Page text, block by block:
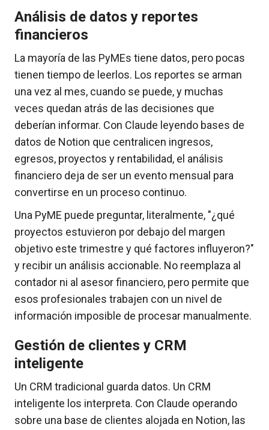
Análisis de datos y reportes
financieros
La mayoría de las PyMEs tiene datos, pero pocas
tienen tiempo de leerlos. Los reportes se arman
una vez al mes, cuando se puede, y muchas
veces quedan atrás de las decisiones que
deberían informar. Con Claude leyendo bases de
datos de Notion que centralicen ingresos,
egresos, proyectos y rentabilidad, el análisis
financiero deja de ser un evento mensual para
convertirse en un proceso continuo.
Una PyME puede preguntar, literalmente, "¿qué
proyectos estuvieron por debajo del margen
objetivo este trimestre y qué factores influyeron?"
y recibir un análisis accionable. No reemplaza al
contador ni al asesor financiero, pero permite que
esos profesionales trabajen con un nivel de
información imposible de procesar manualmente.
Gestión de clientes y CRM
inteligente
Un CRM tradicional guarda datos. Un CRM
inteligente los interpreta. Con Claude operando
sobre una base de clientes alojada en Notion, las